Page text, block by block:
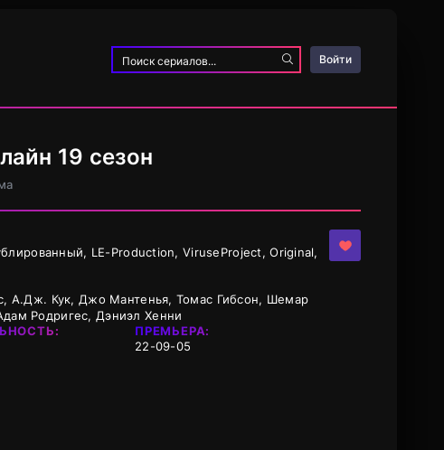
Войти
19 сезон
LE-Production, ViruseProject, Original,
А.Дж. Кук, Джо Мантенья, Томас Гибсон, Шемар
Родригес, Дэниэл Хенни
ПРЕМЬЕРА:
22-09-05